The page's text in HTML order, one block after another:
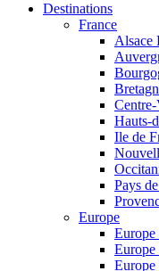
Destinations
France
Alsace
Hauts-
Ile de
Pays
Europe
Europe
Europe